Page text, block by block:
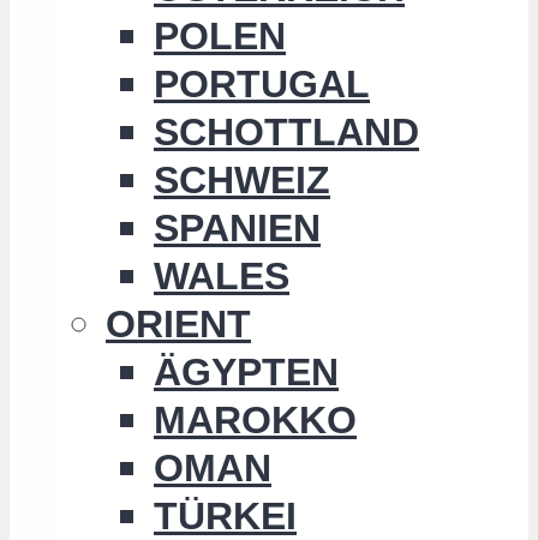
POLEN
PORTUGAL
SCHOTTLAND
SCHWEIZ
SPANIEN
WALES
ORIENT
ÄGYPTEN
MAROKKO
OMAN
TÜRKEI